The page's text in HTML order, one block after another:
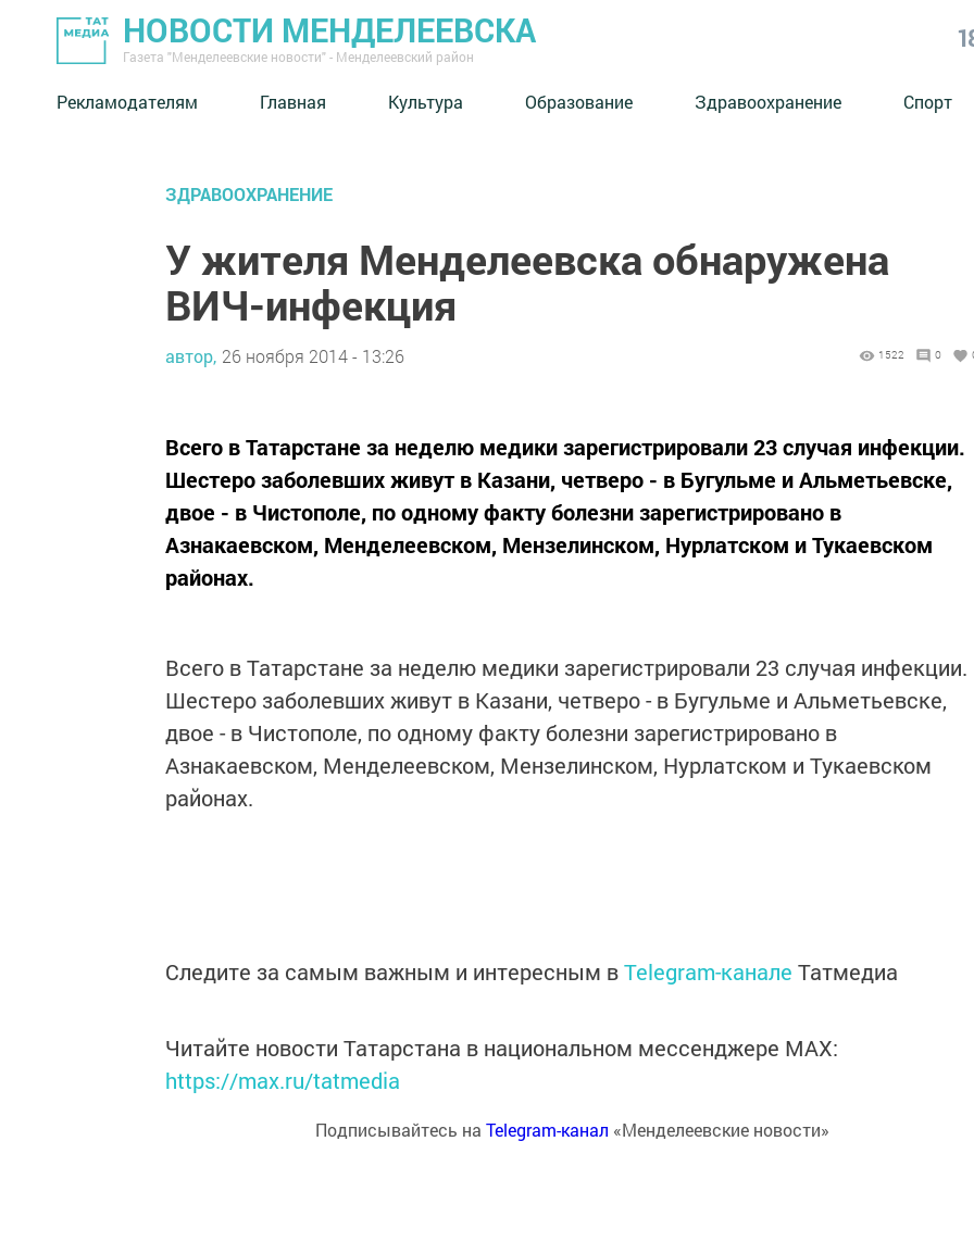
НОВОСТИ МЕНДЕЛЕЕВСКА
Газета "Менделеевские новости" - Менделеевский район
Рекламодателям Главная Культура Образование Здравоохранение Спорт
ЗДРАВООХРАНЕНИЕ
У жителя Менделеевска обнаружена
ВИЧ-инфекция
автор, 26 ноября 2014 - 13:26 1522 0
Всего в Татарстане за неделю медики зарегистрировали 23 случая инфекции.
Шестеро заболевших живут в Казани, четверо - в Бугульме и Альметьевске,
двое - в Чистополе, по одному факту болезни зарегистрировано в
Азнакаевском, Менделеевском, Мензелинском, Нурлатском и Тукаевском
районах.
Всего в Татарстане за неделю медики зарегистрировали 23 случая инфекции.
Шестеро заболевших живут в Казани, четверо - в Бугульме и Альметьевске,
двое - в Чистополе, по одному факту болезни зарегистрировано в
Азнакаевском, Менделеевском, Мензелинском, Нурлатском и Тукаевском
районах.
Следите за самым важным и интересным вTelegram-канале Татмедиа
Читайте новости Татарстана в национальном мессенджере MАХ:
https://max.ru/tatmedia
Подписывайтесь на Telegram-канал «Менделеевские новости»